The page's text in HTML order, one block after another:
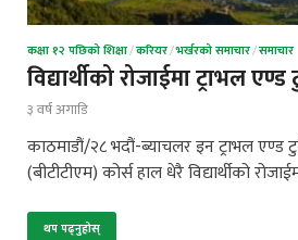
कक्षा १२ पछिको शिक्षा/करियर/भर्खरको समाचार/समाचार
विद्यार्थीको रोजाईमा ट्राभल
३ वर्ष अगाडि
काठमाडौं/२८ भदौं-ब्याचलर इन ट्राभल एण्ड
(बीटीटीएम) कोर्स हाल धेरै विद्यार्थीको
थप पढ्नुहोस्